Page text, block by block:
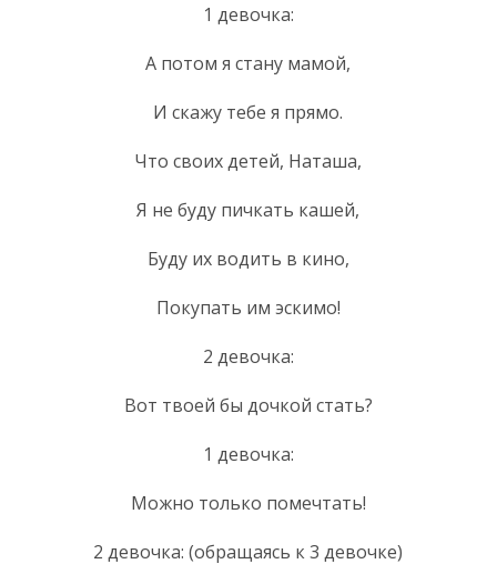
1 девочка:
А потом я стану мамой,
И скажу тебе я прямо.
Что своих детей, Наташа,
Я не буду пичкать кашей,
Буду их водить в кино,
Покупать им эскимо!
2 девочка:
Вот твоей бы дочкой стать?
1 девочка:
Можно только помечтать!
2 девочка: (обращаясь к 3 девочке)